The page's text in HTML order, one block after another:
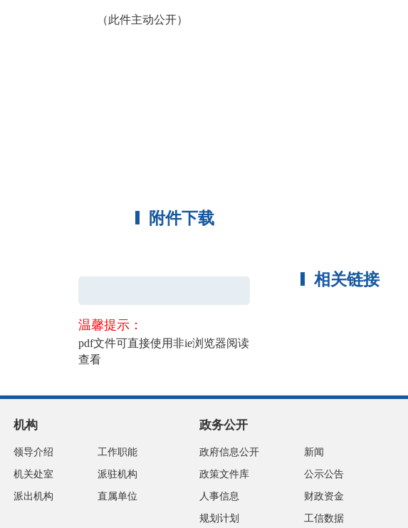
（此件主动公开）
附件下载
温馨提示：
pdf文件可直接使用非ie浏览器阅读
查看
相关链接
机构
领导介绍 工作职能
机关处室 派驻机构
派出机构 直属单位
政务公开
政府信息公开 新闻
政策文件库 公示公告
人事信息 财政资金
规划计划 工信数据